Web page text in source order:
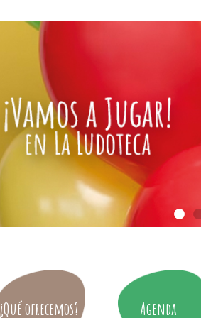
ofrecemos? Agenda